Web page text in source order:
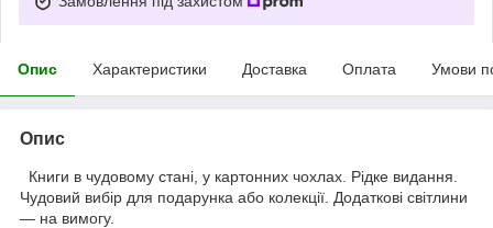
Опис Характеристики Доставка Оплата Умови
Опис
Книги в чудовому стані, у картонних чохлах. Рідке видання.
Чудовий вибір для подарунка або колекції. Додаткові світлини
— на вимогу.